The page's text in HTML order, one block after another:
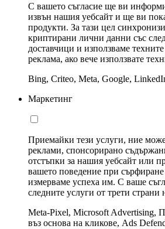
С вашето съгласие ще ви
извън нашия уебсайт и ще ви
продукти. За тази цел
криптирани лични данни със
доставчици и използваме
реклама, ако вече използвате
Bing, Criteo, Meta, Google,
Маркетинг
Приемайки тези услуги, ние
реклами, спонсорирано
отстъпки за нашия уебсайт или
вашето поведение при сърфиране
измерваме успеха им. С ваше
следните услуги от трети страни
Meta-Pixel, Microsoft Advertising,
въз основа на кликове, Ads